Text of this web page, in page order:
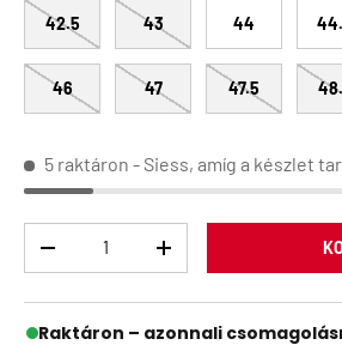
42.5 43 44
46 47 47.5
5 raktáron - Siess, amíg a készlet
Raktáron – azonnali